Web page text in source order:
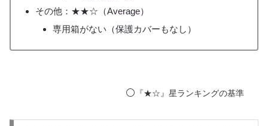
その他：★★☆（Average）
専用箱がない（保護カバーもなし）
⚪️ 『★☆』星ランキングの基準